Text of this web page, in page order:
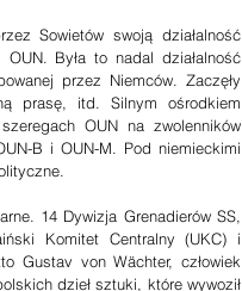
Sowietów swoją działalność
Była to nadal działalność
przez Niemców. Zaczęły
prasę, itd. Silnym ośrodkiem
OUN na zwolenników
B i OUN-M. Pod niemieckimi
14 Dywizja Grenadierów SS,
Komitet Centralny (UKC) i
Gustav von Wächter, człowiek
dzieł sztuki, które wywoził